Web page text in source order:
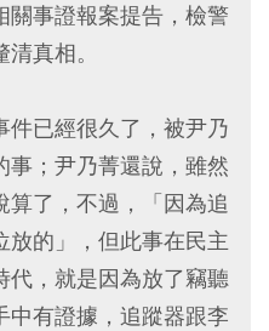
關事證報案提告，檢警
真相。
件已經很久了，被尹乃
事；尹乃菁還說，雖然
了，不過，「因為追
放的」，但此事在民主
代，就是因為放了竊聽
中有證據，追蹤器跟李